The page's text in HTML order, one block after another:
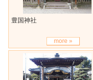
豊国神社
more »